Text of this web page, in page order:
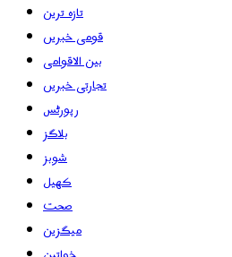
تازہ ترین
قومی خبریں
بین الاقوامی
تجارتی خبریں
رپورٹس
بلاگز
شوبز
کھیل
صحت
میگزین